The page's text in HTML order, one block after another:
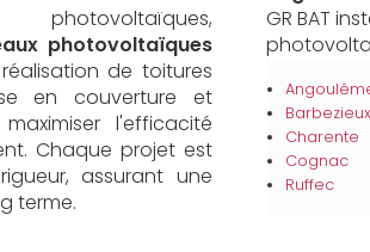
photovoltaïques
de toitures
en couverture et
l'efficacité
Chaque projet est
assurant une
terme.
GR BAT
Charente
Cognac
Ruffec